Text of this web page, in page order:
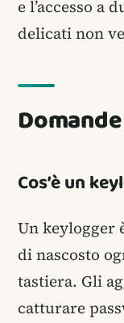
e l’accesso a
delicati non
Cos’è un
Un keylogger
di nascosto
tastiera. Gli
catturare